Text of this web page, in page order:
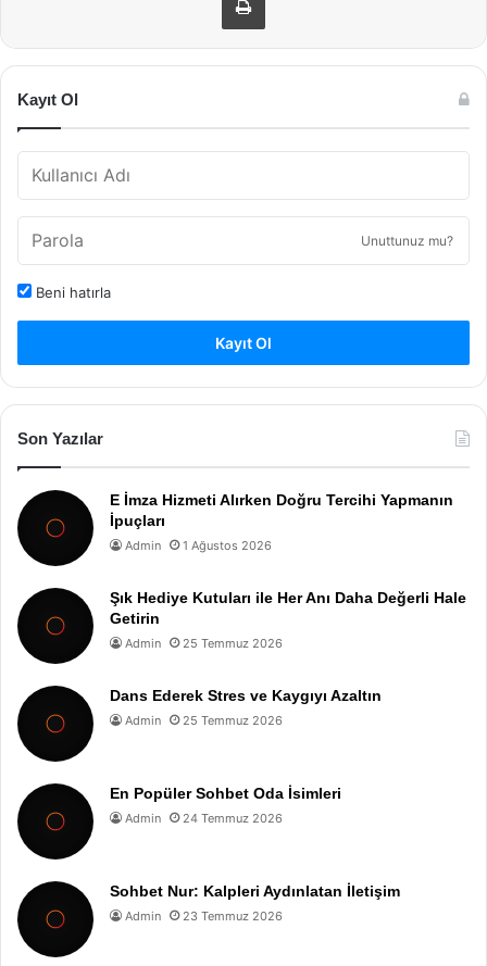
Kayıt Ol
Unuttunuz mu?
Beni hatırla
Kayıt Ol
Son Yazılar
E İmza Hizmeti Alırken Doğru Tercihi Yapmanın
İpuçları
Admin 1 Ağustos 2026
Şık Hediye Kutuları ile Her Anı Daha Değerli Hale
Getirin
Admin 25 Temmuz 2026
Dans Ederek Stres ve Kaygıyı Azaltın
Admin 25 Temmuz 2026
En Popüler Sohbet Oda İsimleri
Admin 24 Temmuz 2026
Sohbet Nur: Kalpleri Aydınlatan İletişim
Admin 23 Temmuz 2026